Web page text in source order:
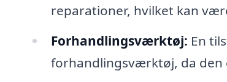
reparationer, hvilket kan
Forhandlingsværktøj: En
forhandlingsværktøj, da den